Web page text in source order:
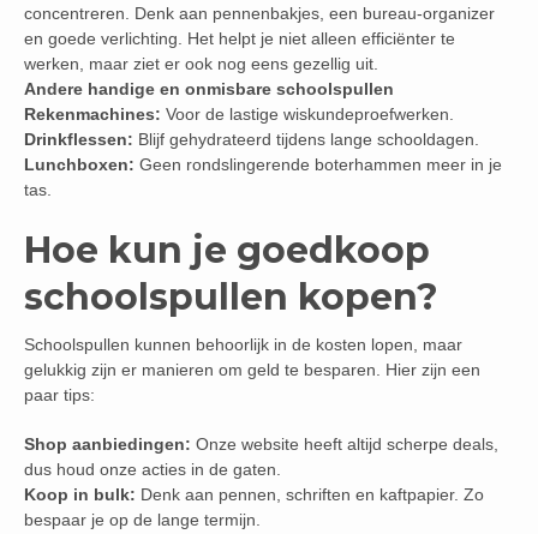
concentreren. Denk aan pennenbakjes, een bureau-organizer
en goede verlichting. Het helpt je niet alleen efficiënter te
werken, maar ziet er ook nog eens gezellig uit.
Andere handige en onmisbare schoolspullen
Rekenmachines: Voor de lastige wiskundeproefwerken.
Drinkflessen: Blijf gehydrateerd tijdens lange schooldagen.
Lunchboxen: Geen rondslingerende boterhammen meer in je
tas.
Hoe kun je goedkoop
schoolspullen kopen?
Schoolspullen kunnen behoorlijk in de kosten lopen, maar
gelukkig zijn er manieren om geld te besparen. Hier zijn een
paar tips:
Shop aanbiedingen: Onze website heeft altijd scherpe deals,
dus houd onze acties in de gaten.
Koop in bulk: Denk aan pennen, schriften en kaftpapier. Zo
bespaar je op de lange termijn.